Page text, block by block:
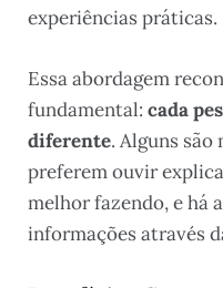
experiências práticas.
Essa abordagem
fundamental: cada
diferente. Alguns são
preferem ouvir
melhor fazendo, e há
informações através